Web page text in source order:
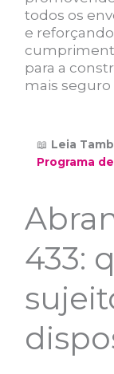
todos os
e
para a
mais seguro
📖 Leia
Programa
433: